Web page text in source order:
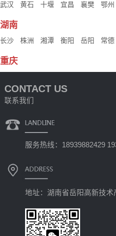
武汉 黄石 十堰 宜昌 襄樊 鄂州
湖南
长沙 株洲 湘潭 衡阳 岳阳 常德
重庆
CONTACT US
联系我们
服务热线：18939882429
地址：湖南省岳阳高新技术